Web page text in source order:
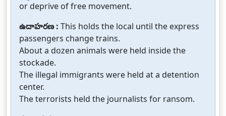
or deprive of free movement.
ఉదాహరణ : This holds the local until the express
passengers change trains.
About a dozen animals were held inside the
stockade.
The illegal immigrants were held at a detention
center.
The terrorists held the journalists for ransom.